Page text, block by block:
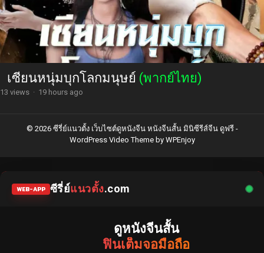
เซียนหนุ่มบุกโลกมนุษย์ (พากย์ไทย)
13 views · 19 hours ago
© 2026 ซีรี่ย์แนวตั้ง เว็บไซต์ดูหนังจีน หนังจีนสั้น มินิซีรีส์จีน ดูฟรี -
WordPress Video Themeby WPEnjoy
WEB-APP ซีรี่ย์แนวตั้ง.com
ดูหนังจีนสั้น
ฟินเต็มจอมือถือ